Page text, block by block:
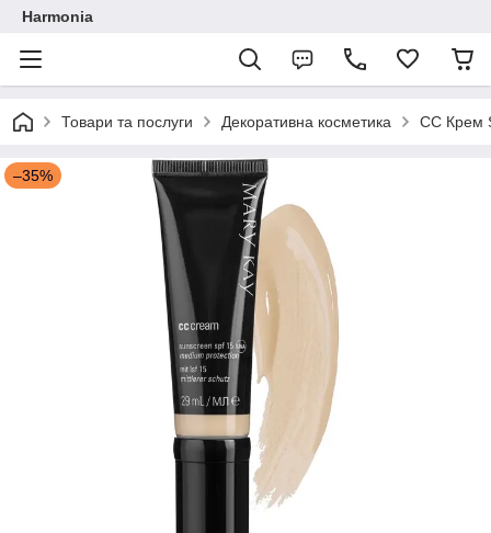
Harmonia
Товари та послуги Декоративна косметика СС Крем
–35%